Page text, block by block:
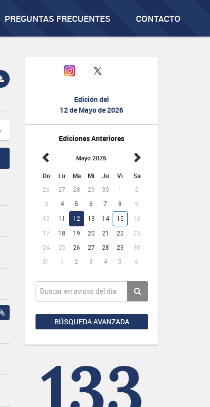
PREGUNTAS FRECUENTES CONTACTO
Edición del
12 de Mayo de 2026
Ediciones Anteriores
Mayo 2026
Do Lu Ma Mi Ju Vi Sa
26 27 28 29 30 1
2
3
4 5 6 7 8 9
10 11 12 13 14 15 16
17 18 19 20 21 22
23
24
25 26 27 28 29
30
31
1 2 3 4 5 6
BÚSQUEDA AVANZADA